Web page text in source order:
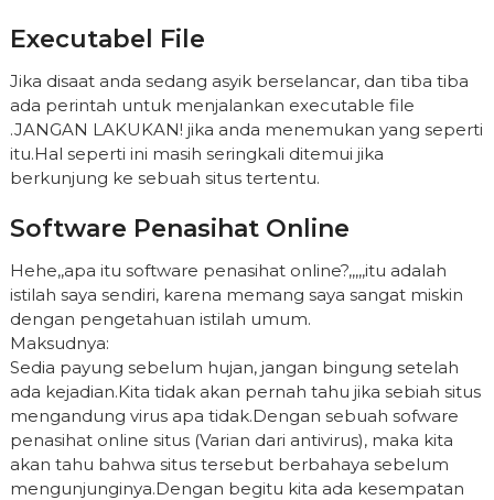
Executabel File
Jika disaat anda sedang asyik berselancar, dan tiba tiba
ada perintah untuk menjalankan executable file
.JANGAN LAKUKAN! jika anda menemukan yang seperti
itu.Hal seperti ini masih seringkali ditemui jika
berkunjung ke sebuah situs tertentu.
Software Penasihat Online
Hehe,,apa itu software penasihat online?,,,,,itu adalah
istilah saya sendiri, karena memang saya sangat miskin
dengan pengetahuan istilah umum.
Maksudnya:
Sedia payung sebelum hujan, jangan bingung setelah
ada kejadian.Kita tidak akan pernah tahu jika sebiah situs
mengandung virus apa tidak.Dengan sebuah sofware
penasihat online situs (Varian dari antivirus), maka kita
akan tahu bahwa situs tersebut berbahaya sebelum
mengunjunginya.Dengan begitu kita ada kesempatan